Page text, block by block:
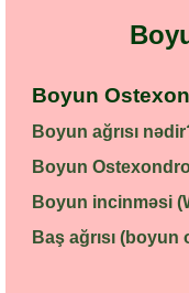
Boyun
Boyun ağrısı
Boyun
Boyun incinməsi
Baş ağrısı